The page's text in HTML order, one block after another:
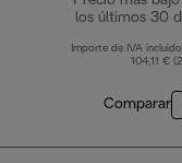
los últimos 30
Importe de IVA
104,11 €
Comparar